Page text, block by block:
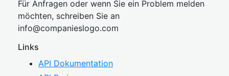
Für Anfragen oder wenn Sie ein Problem melden
möchten, schreiben Sie an
info@companieslogo.com
Links
API Dokumentation